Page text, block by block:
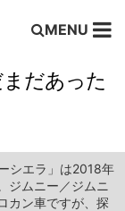
MENU
だあった
シエラ」は2018年
ジムニー／ジムニ
カン車ですが、探